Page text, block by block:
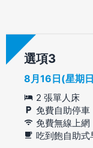
選項
8月16日(星期
2 張單人床
免費自助停車
免費無線上網
吃到飽自助式